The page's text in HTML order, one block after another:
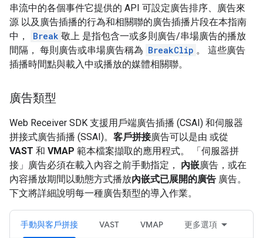
串流中的各個事件它提供的 API 可設定廣告排序、廣告來
源 以及廣告插播的行為和相關聯的廣告插播片段在本指南
中，
Break 敬上 是指包含一或多則廣告/串場廣告的播放
間隔， 每則廣告或串場廣告稱為 BreakClip 。 這些廣告
插播時間點與載入中或播放的媒體相關聯。
廣告類型
Web Receiver SDK 支援用戶端廣告插播 (CSAI) 和伺服器
拼接式廣告插播 (SSAI)。 客戶拼接廣告可以是由 或從
VAST 和 VMAP 範本檔案擷取的應用程式。 「伺服器拼
接」 廣告必須在載入內容之前手動指定， 內嵌廣告，或在
內容播放期間以動態方式播放內嵌式已展開的廣告 廣告。
下文將詳細說明每一種廣告類型的導入作業。
手動與客戶拼接 VAST VMAP 更多選項